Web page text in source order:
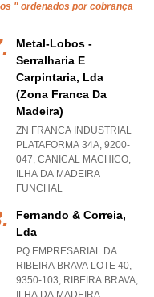
" ordenados por cobrança
Metal-Lobos -
Serralharia E
Carpintaria, Lda
(zona Franca Da
Madeira)
ZN FRANCA INDUSTRIAL
PLATAFORMA 34A, 9200-
047, CANICAL MACHICO,
ILHA DA MADEIRA
FUNCHAL
Fernando & Correia,
Lda
PQ EMPRESARIAL DA
RIBEIRA BRAVA LOTE 40,
9350-103, RIBEIRA BRAVA,
ILHA DA MADEIRA